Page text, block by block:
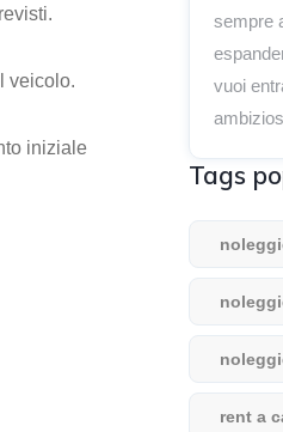
veicolo.
iniziale
sempre
vuoi
Tags
rent a